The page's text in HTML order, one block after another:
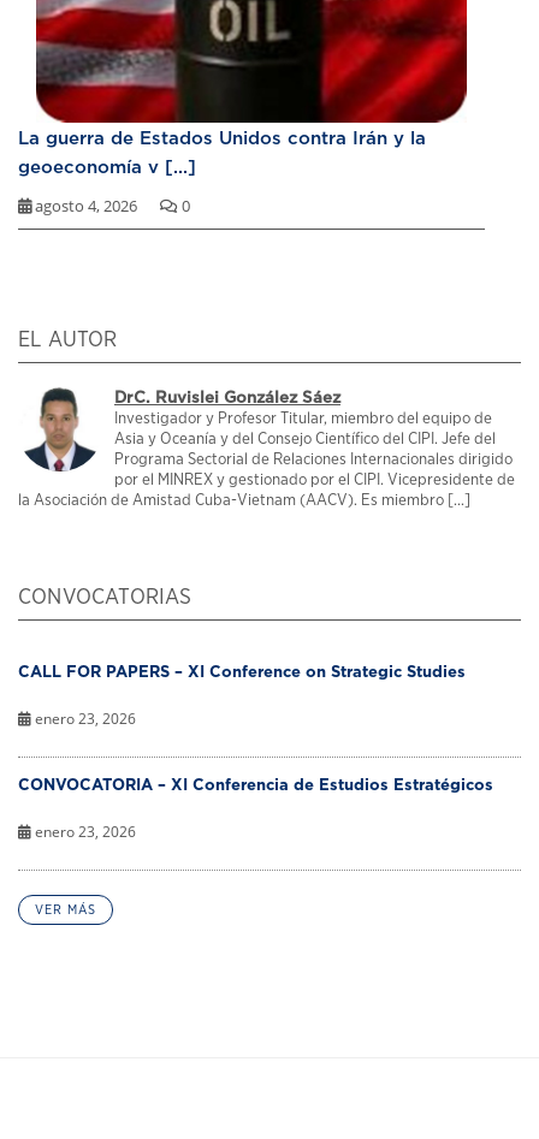
La guerra de Estados Unidos contra Irán y la
geoeconomía v [...]
agosto 4, 2026 0
EL AUTOR
DrC. Ruvislei González Sáez
Investigador y Profesor Titular, miembro del equipo de
Asia y Oceanía y del Consejo Científico del CIPI. Jefe del
Programa Sectorial de Relaciones Internacionales dirigido
por el MINREX y gestionado por el CIPI. Vicepresidente de
la Asociación de Amistad Cuba-Vietnam (AACV). Es miembro [...]
CONVOCATORIAS
CALL FOR PAPERS – XI Conference on Strategic Studies
enero 23, 2026
CONVOCATORIA – XI Conferencia de Estudios Estratégicos
enero 23, 2026
VER MÁS